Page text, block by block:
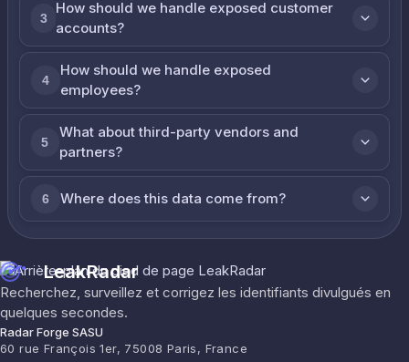
3
How should we handle exposed customer
accounts?
4
How should we handle exposed
employees?
5
What about third-party vendors and
partners?
6 Where does this data come from?
LeakRadar
Recherchez, surveillez et corrigez les identifiants divulgués en
quelques secondes.
Radar Forge SASU
60 rue François 1er, 75008 Paris, France